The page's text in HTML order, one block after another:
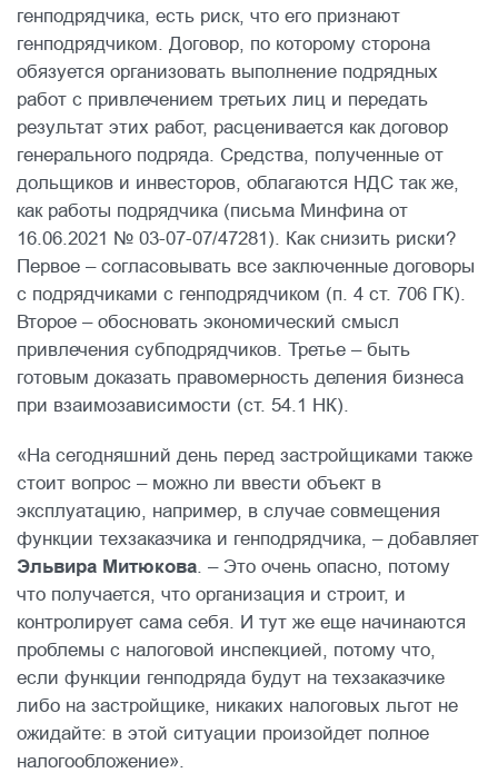
генподрядчика, есть риск, что его признают
генподрядчиком. Договор, по которому сторона
обязуется организовать выполнение подрядных
работ с привлечением третьих лиц и передать
результат этих работ, расценивается как договор
генерального подряда. Средства, полученные от
дольщиков и инвесторов, облагаются НДС так же,
как работы подрядчика (письма Минфина от
16.06.2021 № 03-07-07/47281). Как снизить риски?
Первое – согласовывать все заключенные договоры
с подрядчиками с генподрядчиком (п. 4 ст. 706 ГК).
Второе – обосновать экономический смысл
привлечения субподрядчиков. Третье – быть
готовым доказать правомерность деления бизнеса
при взаимозависимости (ст. 54.1 НК).
«На сегодняшний день перед застройщиками также
стоит вопрос – можно ли ввести объект в
эксплуатацию, например, в случае совмещения
функции техзаказчика и генподрядчика, – добавляет
Эльвира Митюкова . – Это очень опасно, потому
что получается, что организация и строит, и
контролирует сама себя. И тут же еще начинаются
проблемы с налоговой инспекцией, потому что,
если функции генподряда будут на техзаказчике
либо на застройщике, никаких налоговых льгот не
ожидайте: в этой ситуации произойдет полное
налогообложение».